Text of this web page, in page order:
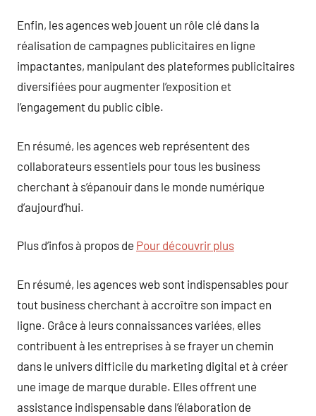
Enfin, les agences web jouent un rôle clé dans la
réalisation de campagnes publicitaires en ligne
impactantes, manipulant des plateformes publicitaires
diversifiées pour augmenter l’exposition et
l’engagement du public cible.
En résumé, les agences web représentent des
collaborateurs essentiels pour tous les business
cherchant à s’épanouir dans le monde numérique
d’aujourd’hui.
Plus d’infos à propos de Pour découvrir plus
En résumé, les agences web sont indispensables pour
tout business cherchant à accroître son impact en
ligne. Grâce à leurs connaissances variées, elles
contribuent à les entreprises à se frayer un chemin
dans le univers difficile du marketing digital et à créer
une image de marque durable. Elles offrent une
assistance indispensable dans l’élaboration de